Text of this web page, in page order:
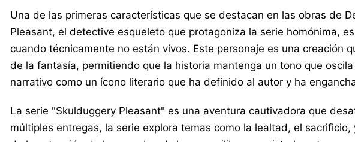
Una de las primeras características que se destacan en las obras de
Pleasant, el detective esqueleto que protagoniza la serie homónima,
cuando técnicamente no están vivos. Este personaje es una
de la fantasía, permitiendo que la historia mantenga un tono que
narrativo como un ícono literario que ha definido al autor y ha
La serie "Skulduggery Pleasant" es una aventura cautivadora que
múltiples entregas, la serie explora temas como la lealtad, el